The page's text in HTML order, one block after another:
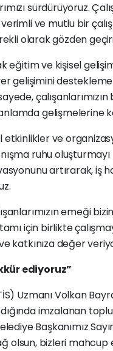
sürdürüyoruz.
ve mutlu bir
olarak gözden
eğitim ve kişisel
gelişimini
gelişmelerine
etkinlikler ve
ruhu
artırarak,
emeği
için birlikte
katkınıza değer
ediyoruz”
Uzmanı Volkan
imzalanan
Başkanımız
olsun, bizleri